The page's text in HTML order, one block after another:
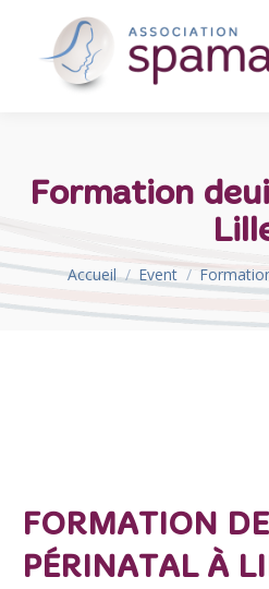
Formation
Vous êtes ici :
Accueil Event
FORMATION
PÉRINATAL À